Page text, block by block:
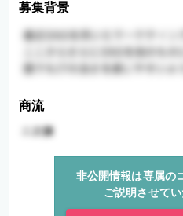
募集背景
商流
非公開情報は専属の
ご説明させてい